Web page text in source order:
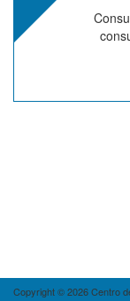
Copyright © 2026 Centro